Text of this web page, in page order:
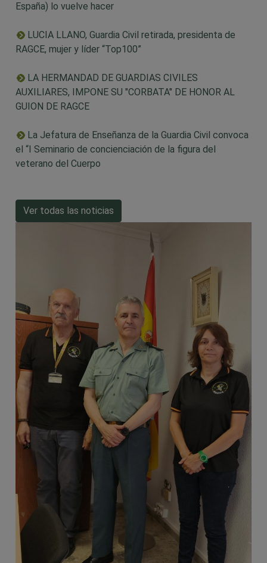
España) lo vuelve hacer
LUCIA LLANO, Guardia Civil retirada, presidenta de
RAGCE, mujer y líder “Top100”
LA HERMANDAD DE GUARDIAS CIVILES
AUXILIARES, IMPONE SU "CORBATA" DE HONOR AL
GUION DE RAGCE
La Jefatura de Enseñanza de la Guardia Civil convoca
el “I Seminario de concienciación de la figura del
veterano del Cuerpo
Ver todas las noticias